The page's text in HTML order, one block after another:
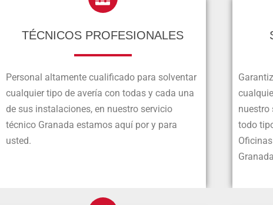
TÉCNICOS PROFESIONALES
Personal altamente cualificado para solventar
cualquier tipo de avería con todas y cada una
de sus instalaciones, en nuestro servicio
técnico Granada estamos aquí por y para
usted.
nuestro
todo